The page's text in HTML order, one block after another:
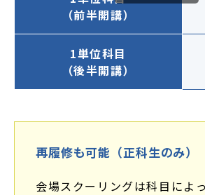
（前半開講）
1単位科目
（後半開講）
再履修も可能（正科生のみ）
会場スクーリングは科目によ